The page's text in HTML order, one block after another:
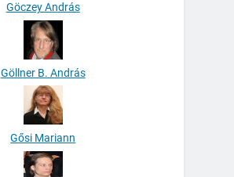
Göczey András
Göllner B. András
Gősi Mariann